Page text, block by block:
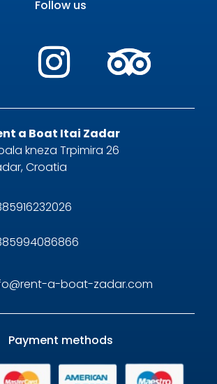
Follow us
a Boat Itai Zadar
kneza Trpimira 26
Croatia
a-boat-zadar.com
Payment methods